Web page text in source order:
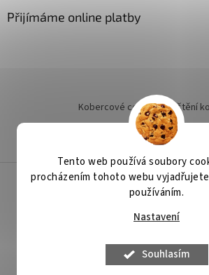
Tento web používá soubory
procházením tohoto webu
používáním.
Nastavení
Souhlasím
Přijímáme online platby
Kobercové centrum Čištění
Jak objednat instalaci
Vytvořil Shoptet
nastavení cookies